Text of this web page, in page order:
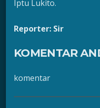
Iptu Lukito.
Reporter: Sir
KOMENTAR
komentar